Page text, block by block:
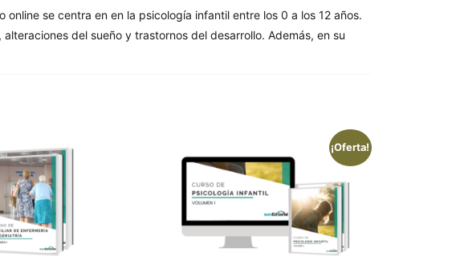
se centra en en la psicología infantil entre los 0 a los 12 años.
del sueño y trastornos del desarrollo. Además, en su
¡Oferta!